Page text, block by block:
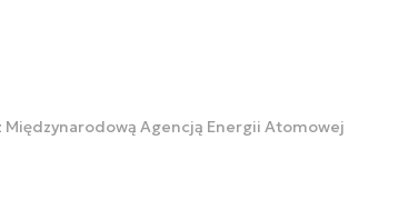
Międzynarodową Agencją Energii Atomowej